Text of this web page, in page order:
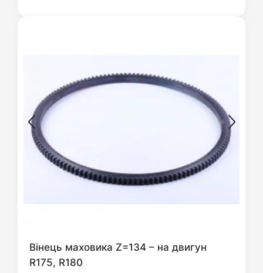
Вінець маховика Z=134 – на двигун
R175, R180